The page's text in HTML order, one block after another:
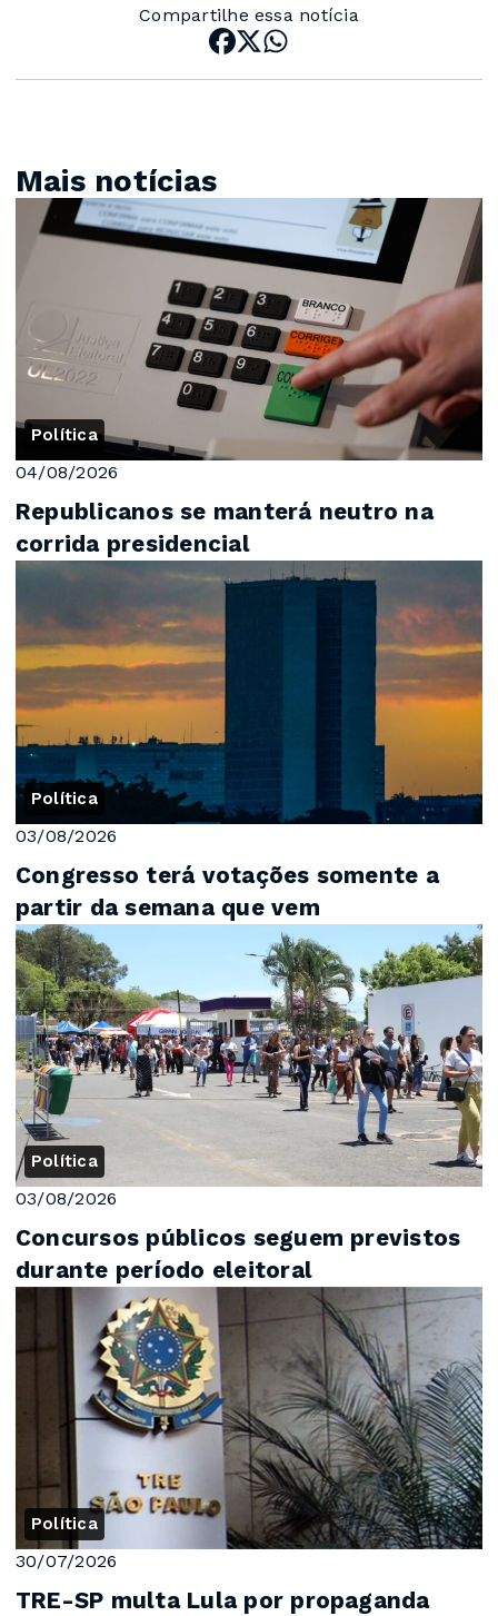
Compartilhe essa notícia
Mais notícias
Política
04/08/2026
Republicanos se manterá neutro na
corrida presidencial
Política
03/08/2026
Congresso terá votações somente a
partir da semana que vem
Política
03/08/2026
Concursos públicos seguem previstos
durante período eleitoral
Política
30/07/2026
TRE-SP multa Lula por propaganda